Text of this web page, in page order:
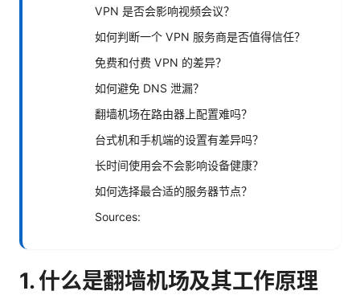
VPN 是否会影响视频会议？
如何判断一个 VPN 服务商是否值得信任？
免费和付费 VPN 的差异？
如何避免 DNS 泄漏？
翻墙机场在路由器上配置难吗？
台式机和手机端的设置有差异吗？
长时间使用会不会影响设备健康？
如何选择最合适的服务器节点？
Sources:
1. 什么是翻墙机场及其工作原理